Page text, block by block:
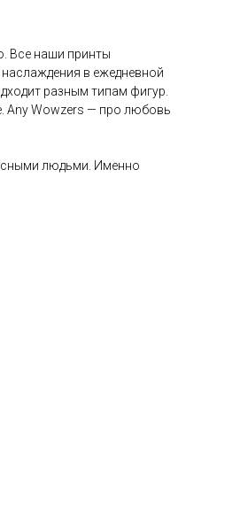
Все наши принты
в ежедневной
разным типам фигур.
Any Wowzers — про любовь
людьми. Именно